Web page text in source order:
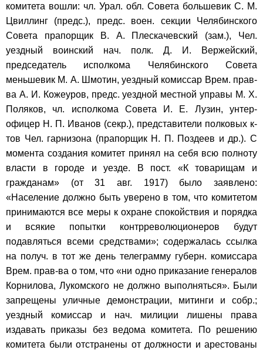
комитета вошли: чл. Урал. обл. Совета большевик С. М.
Цвиллинг (предс.), предс. воен. секции Челябинского
Совета прапорщик В. А. Плескачевский (зам.), Чел.
уездный воинский нач. полк. Д. И. Вержейский,
председатель исполкома Челябинского Совета
меньшевик М. А. Шмотин, уездный комиссар Врем. прав-
ва А. И. Кожеуров, предс. уездной местной управы М. Х.
Поляков, чл. исполкома Совета И. Е. Лузин, унтер-
офицер Н. П. Иванов (секр.), представители полковых к-
тов Чел. гарнизона (прапорщик Н. П. Поздеев и др.). С
момента создания комитет принял на себя всю полноту
власти в городе и уезде. В пост. «К товарищам и
гражданам» (от 31 авг. 1917) было заявлено:
«Население должно быть уверено в том, что комитетом
принимаются все меры к охране спокойствия и порядка
и всякие попытки контрреволюционеров будут
подавляться всеми средствами»; содержалась ссылка
на получ. в тот же день телеграмму губерн. комиссара
Врем. прав-ва о том, что «ни одно приказание генералов
Корнилова, Лукомского не должно выполняться». Были
запрещены уличные демонстрации, митинги и собр.;
уездный комиссар и нач. милиции лишены права
издавать приказы без ведома комитета. По решению
комитета были отстранены от должности и арестованы